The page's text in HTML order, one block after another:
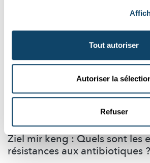
Tout autoriser
Autoriser la
Refuser
Découvrir
SCIENCE CHECK
Ziel mir keng : Quels sont les
résistances aux antibiotiques ?